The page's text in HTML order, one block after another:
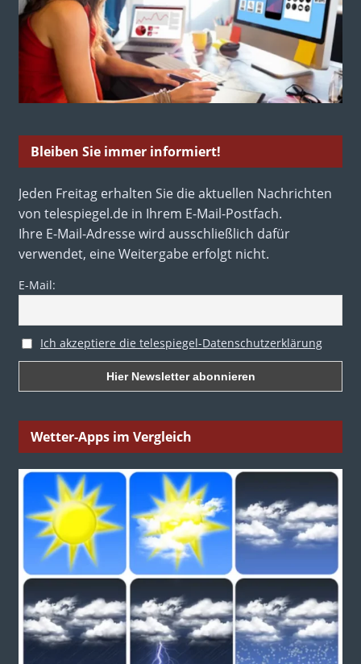
Bleiben Sie immer informiert!
Jeden Freitag erhalten Sie die aktuellen Nachrichten
von telespiegel.de in Ihrem E-Mail-Postfach.
Ihre E-Mail-Adresse wird ausschließlich dafür
verwendet, eine Weitergabe erfolgt nicht.
E-Mail:
Ich akzeptiere die telespiegel-Datenschutzerklärung
Wetter-Apps im Vergleich